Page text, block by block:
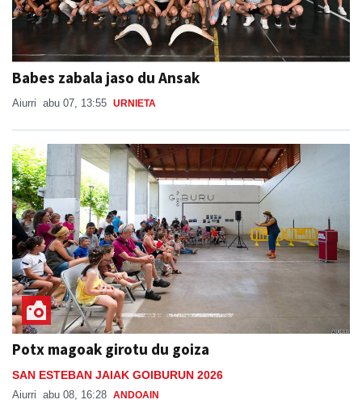
Babes zabala jaso du Ansak
Aiurri abu 07, 13:55 URNIETA
Potx magoak girotu du goiza
SAN ESTEBAN JAIAK GOIBURUN 2026
Aiurri abu 08, 16:28 ANDOAIN